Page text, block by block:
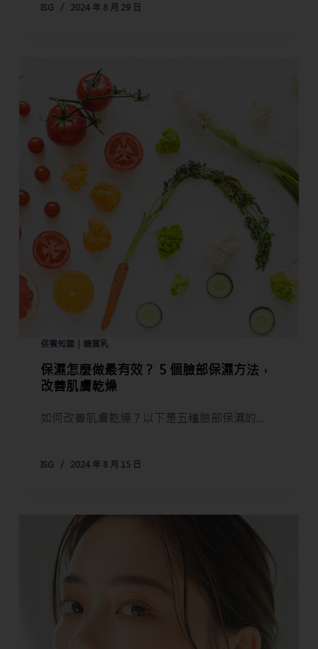
ISG 2024 年 8 月 29 日
保養知識｜精質乳
保濕怎麼做最有效？ 5 個臉部保濕方法，
改善肌膚乾燥
如何改善肌膚乾燥？以下是五種臉部保濕的…
ISG 2024 年 8 月 15 日